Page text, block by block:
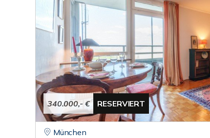
340.000,- € RESERVIERT
München